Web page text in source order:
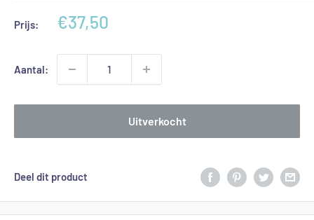
Prijs: Aanbiedingsprijs
€37,50
Aantal:
Uitverkocht
Deel dit product